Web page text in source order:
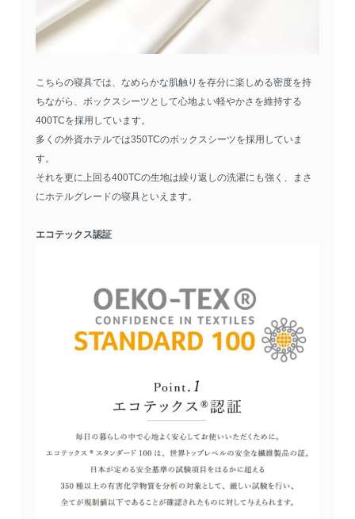
こちらの寝具では、なめらかな肌触りを存分に楽しめる密度を持
ちながら、ボックスシーツとして心地よい軽やかさを維持する
400TCを採用しています。
多くの外資ホテルでは350TCのボックスシーツを採用していま
す。
それを更に上回る400TCの生地は繰り返しの洗濯にも強く、まさ
にホテルグレードの寝具といえます。
エコテックス認証